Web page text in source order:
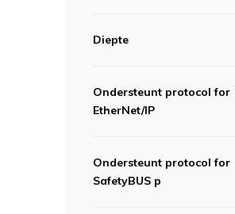
Diepte
Ondersteunt protocol for
EtherNet/IP
Ondersteunt protocol for
SafetyBUS p